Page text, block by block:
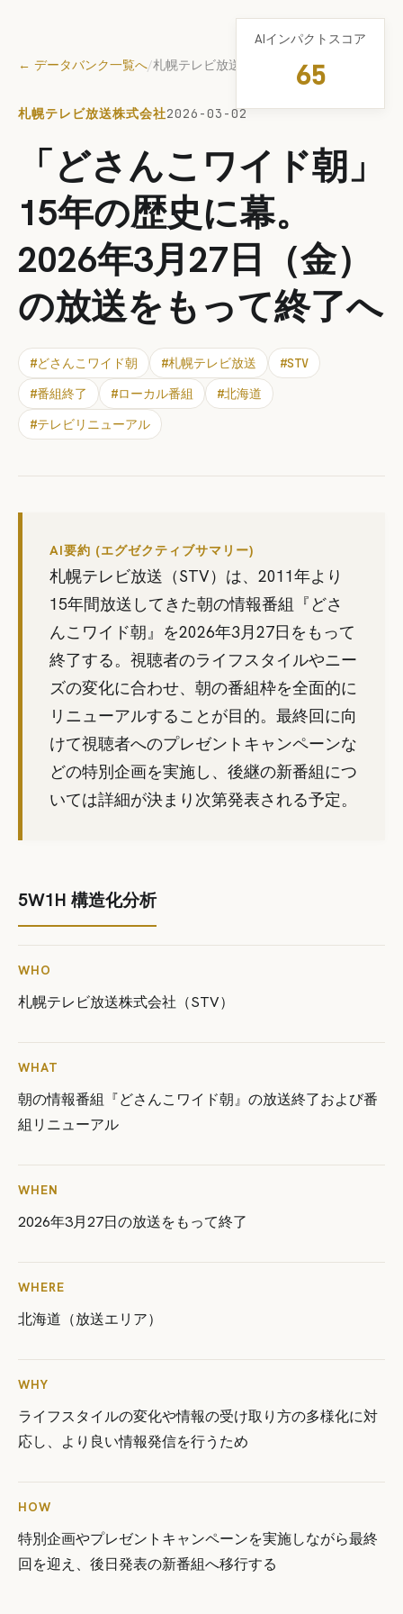
← データバンク一覧へ/札幌テレビ放送株式会社
札幌テレビ放送株式会社2026-03-02
「どさんこワイド朝」
15年の歴史に幕。
2026年3月27日（金）
の放送をもって終了へ
#どさんこワイド朝 #札幌テレビ放送 #STV
#番組終了 #ローカル番組 #北海道
#テレビリニューアル
AIインパクトスコア
65
AI要約 (エグゼクティブサマリー)
札幌テレビ放送（STV）は、2011年より
15年間放送してきた朝の情報番組『どさ
んこワイド朝』を2026年3月27日をもって
終了する。視聴者のライフスタイルやニー
ズの変化に合わせ、朝の番組枠を全面的に
リニューアルすることが目的。最終回に向
けて視聴者へのプレゼントキャンペーンな
どの特別企画を実施し、後継の新番組につ
いては詳細が決まり次第発表される予定。
5W1H 構造化分析
WHO
札幌テレビ放送株式会社（STV）
WHAT
朝の情報番組『どさんこワイド朝』の放送終了および番
組リニューアル
WHEN
2026年3月27日の放送をもって終了
WHERE
北海道（放送エリア）
WHY
ライフスタイルの変化や情報の受け取り方の多様化に対
応し、より良い情報発信を行うため
HOW
特別企画やプレゼントキャンペーンを実施しながら最終
回を迎え、後日発表の新番組へ移行する